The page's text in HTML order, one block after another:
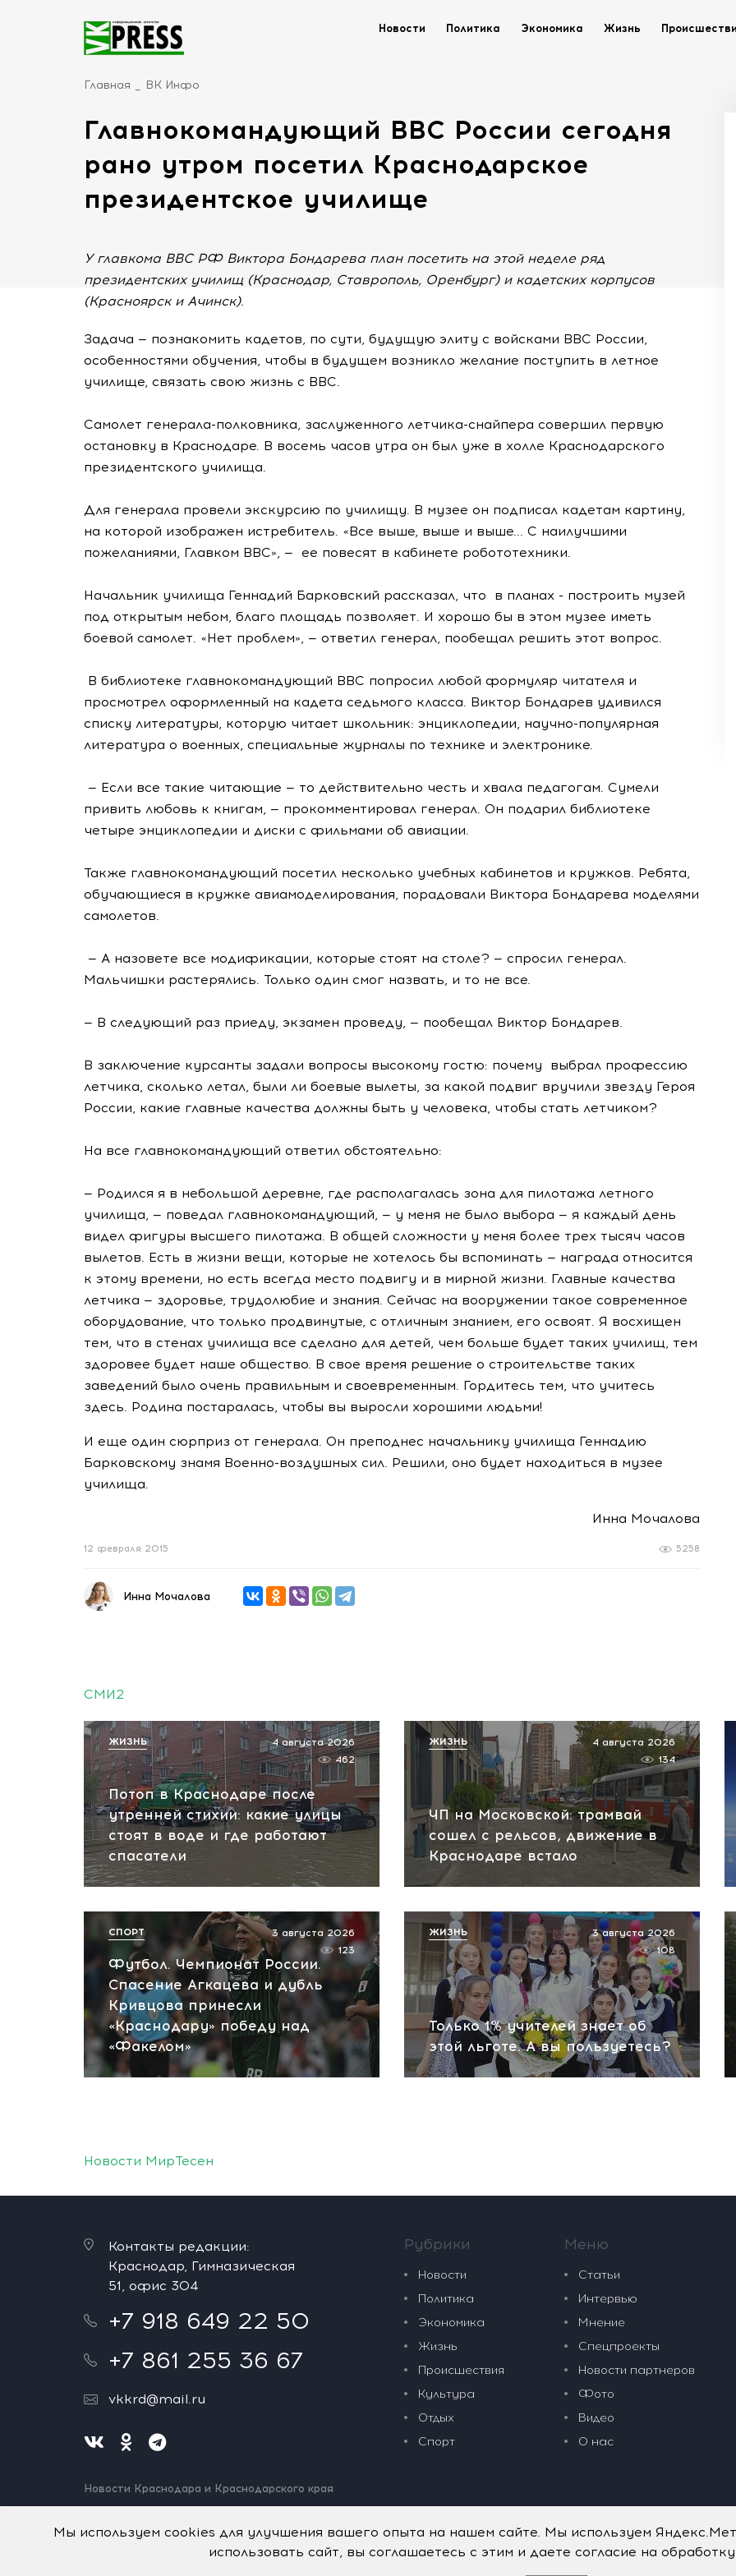
Новости Политика Экономика Жизнь
Главная ВК Инфо
Главнокомандующий ВВС России сегодня
рано утром посетил Краснодарское
президентское училище
У главкома ВВС РФ Виктора Бондарева план посетить на этой неделе ряд
президентских училищ (Краснодар, Ставрополь, Оренбург) и кадетских корпусов
(Красноярск и Ачинск).
Задача — познакомить кадетов, по сути, будущую элиту с войсками ВВС России,
особенностями обучения, чтобы в будущем возникло желание поступить в летное
училище, связать свою жизнь с ВВС.
Самолет генерала-полковника, заслуженного летчика-снайпера совершил первую
остановку в Краснодаре. В восемь часов утра он был уже в холле Краснодарского
президентского училища.
Для генерала провели экскурсию по училищу. В музее он подписал кадетам картину,
на которой изображен истребитель. «Все выше, выше и выше... С наилучшими
пожеланиями, Главком ВВС», — ее повесят в кабинете робототехники.
Начальник училища Геннадий Барковский рассказал, что в планах - построить музей
под открытым небом, благо площадь позволяет. И хорошо бы в этом музее иметь
боевой самолет. «Нет проблем», — ответил генерал, пообещал решить этот вопрос.
В библиотеке главнокомандующий ВВС попросил любой формуляр читателя и
просмотрел оформленный на кадета седьмого класса. Виктор Бондарев удивился
списку литературы, которую читает школьник: энциклопедии, научно-популярная
литература о военных, специальные журналы по технике и электронике.
— Если все такие читающие — то действительно честь и хвала педагогам. Сумели
привить любовь к книгам, — прокомментировал генерал. Он подарил библиотеке
четыре энциклопедии и диски с фильмами об авиации.
Также главнокомандующий посетил несколько учебных кабинетов и кружков. Ребята,
обучающиеся в кружке авиамоделирования, порадовали Виктора Бондарева моделями
самолетов.
— А назовете все модификации, которые стоят на столе? — спросил генерал.
Мальчишки растерялись. Только один смог назвать, и то не все.
— В следующий раз приеду, экзамен проведу, — пообещал Виктор Бондарев.
В заключение курсанты задали вопросы высокому гостю: почему выбрал профессию
летчика, сколько летал, были ли боевые вылеты, за какой подвиг вручили звезду Героя
России, какие главные качества должны быть у человека, чтобы стать летчиком?
На все главнокомандующий ответил обстоятельно:
— Родился я в небольшой деревне, где располагалась зона для пилотажа летного
училища, — поведал главнокомандующий, — у меня не было выбора — я каждый день
видел фигуры высшего пилотажа. В общей сложности у меня более трех тысяч часов
вылетов. Есть в жизни вещи, которые не хотелось бы вспоминать — награда относится
к этому времени, но есть всегда место подвигу и в мирной жизни. Главные качества
летчика — здоровье, трудолюбие и знания. Сейчас на вооружении такое современное
оборудование, что только продвинутые, с отличным знанием, его освоят. Я восхищен
тем, что в стенах училища все сделано для детей, чем больше будет таких училищ, тем
здоровее будет наше общество. В свое время решение о строительстве таких
заведений было очень правильным и своевременным. Гордитесь тем, что учитесь
здесь. Родина постаралась, чтобы вы выросли хорошими людьми!
И еще один сюрприз от генерала. Он преподнес начальнику училища Геннадию
Барковскому знамя Военно-воздушных сил. Решили, оно будет находиться в музее
училища.
Инна Мочалова
5258
12 февраля 2015
Инна Мочалова
СМИ2
Потоп в Краснодаре после
утренней стихии: какие улицы
стоят в воде и где работают
спасатели
4 августа 2026
462
ЖИЗНЬ
ЧП на Московской: трамвай
сошел с рельсов, движение в
Краснодаре встало
4 августа 2026
134
ЖИЗНЬ
Футбол. Чемпионат России.
Спасение Агкацева и дубль
Кривцова принесли
«Краснодару» победу над
«Факелом»
3 августа 2026
123
СПОРТ
Только 1% учителей знает об
этой льготе. А вы пользуетесь?
3 августа 2026
108
ЖИЗНЬ
Новости МирТесен
Контакты редакции:
Краснодар, Гимназическая
51, офис 304
+7 918 649 22 50
+7 861 255 36 67
vkkrd@mail.ru
Новости Краснодара и Краснодарского края
Нашли ошибку? Выделите и нажмите Ctrl+Enter.
Рубрики
Новости
Политика
Экономика
Жизнь
Происшествия
Культура
Отдых
Спорт
Меню
Статьи
Интервью
Мнение
Спецпроекты
Новости партнеров
Фото
Видео
О нас
Мы используем cookies для улучшения вашего опыта на нашем сайте. Мы используем
использовать сайт, вы соглашаетесь с этим и даете согласие на